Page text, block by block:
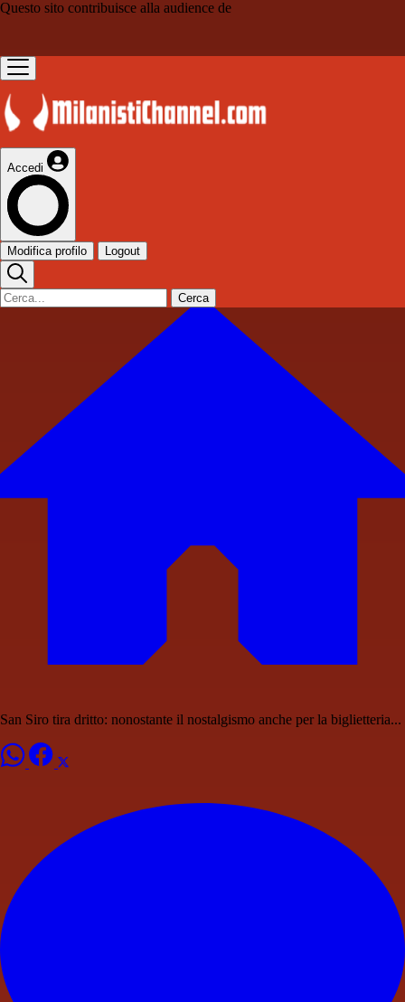
Questo sito contribuisce alla audience de
Accedi
Modifica profilo Logout
Cerca
San Siro tira dritto: nonostante il nostalgismo anche per la biglietteria...